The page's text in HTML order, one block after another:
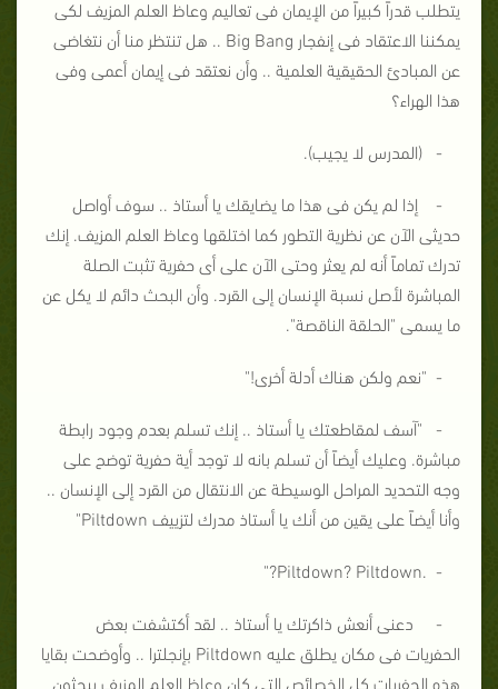
يتطلب قدراً كبيراً من الإيمان فى تعاليم وعاظ العلم المزيف لكى
يمكننا الاعتقاد فى إنفجار Big Bang .. هل تنتظر منا أن نتغاضى
عن المبادئ الحقيقية العلمية .. وأن نعتقد فى إيمان أعمى وفى
هذا الهراء؟
- (المدرس لا يجيب).
- إذا لم يكن فى هذا ما يضايقك يا أستاذ .. سوف أواصل
حديثى الآن عن نظرية التطور كما اختلقها وعاظ العلم المزيف. إنك
تدرك تماماً أنه لم يعثر وحتى الآن على أى حفرية تثبت الصلة
المباشرة لأصل نسبة الإنسان إلى القرد. وأن البحث دائم لا يكل عن
ما يسمى "الحلقة الناقصة".
- "نعم ولكن هناك أدلة أخرى!"
- "آسف لمقاطعتك يا أستاذ .. إنك تسلم بعدم وجود رابطة
مباشرة. وعليك أيضاً أن تسلم بانه لا توجد أية حفرية توضح على
وجه التحديد المراحل الوسيطة عن الانتقال من القرد إلى الإنسان ..
وأنا أيضاً على يقين من أنك يا أستاذ مدرك لتزييف Piltdown"
- .Piltdown? Piltdown?"
- دعنى أنعش ذاكرتك يا أستاذ .. لقد أكتشفت بعض
الحفريات فى مكان يطلق عليه Piltdown بإنجلترا .. وأوضحت بقايا
هذه الحفريات كل الخصائص التى كان وعاظ العلم المزيف يبحثون